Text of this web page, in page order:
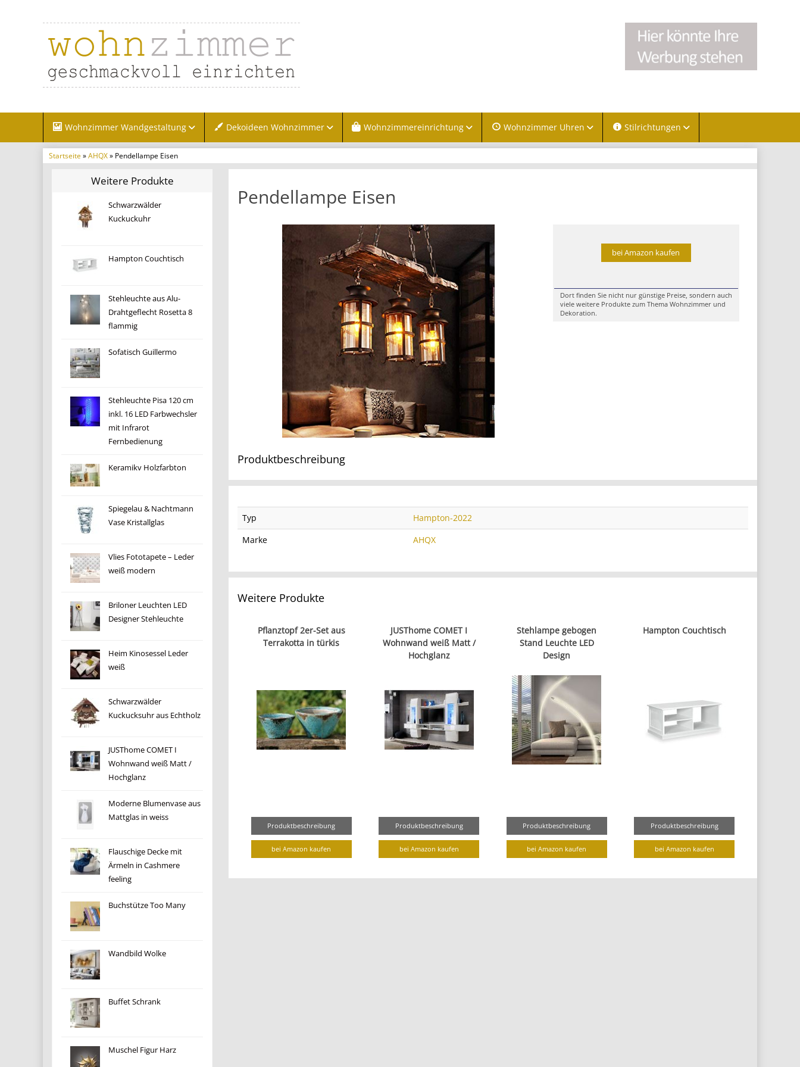
Wohnzimmer Wandgestaltung Dekoideen Wohnzimmer Wohnzimmereinrichtung Wohnzimmer Uhren Stilrichtungen
Startseite»AHQX» Pendellampe Eisen
Weitere Produkte
Schwarzwälder
Kuckuckuhr
Hampton Couchtisch
Stehleuchte aus Alu-
Drahtgeflecht Rosetta 8
flammig
Sofatisch Guillermo
Stehleuchte Pisa 120 cm
inkl. 16 LED Farbwechsler
mit Infrarot
Fernbedienung
Keramikv Holzfarbton
Spiegelau & Nachtmann
Vase Kristallglas
Vlies Fototapete – Leder
weiß modern
Briloner Leuchten LED
Designer Stehleuchte
Heim Kinosessel Leder
weiß
Schwarzwälder
Kuckucksuhr aus Echtholz
JUSThome COMET I
Wohnwand weiß Matt /
Hochglanz
Moderne Blumenvase aus
Mattglas in weiss
Flauschige Decke mit
Ärmeln in Cashmere
feeling
Buchstütze Too Many
Wandbild Wolke
Buffet Schrank
Muschel Figur Harz
Pendellampe Eisen
bei Amazon kaufen
Dort finden Sie nicht nur günstige Preise, sondern auch
viele weitere Produkte zum Thema Wohnzimmer und
Dekoration.
Produktbeschreibung
Typ
Hampton-2022
Marke
AHQX
Weitere Produkte
Pflanztopf 2er-Set aus
Terrakotta in türkis
Produktbeschreibung
bei Amazon kaufen
JUSThome COMET I
Wohnwand weiß Matt /
Hochglanz
Produktbeschreibung
bei Amazon kaufen
Stehlampe gebogen
Stand Leuchte LED
Design
Produktbeschreibung
bei Amazon kaufen
Hampton Couchtisch
Produktbeschreibung
bei Amazon kaufen